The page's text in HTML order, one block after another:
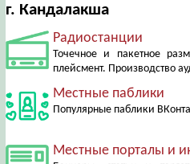
г. Кандалакша
Радиостанции
Точечное и пакетное
плейсмент. Производство
Местные паблики
Популярные паблики
Местные порталы и